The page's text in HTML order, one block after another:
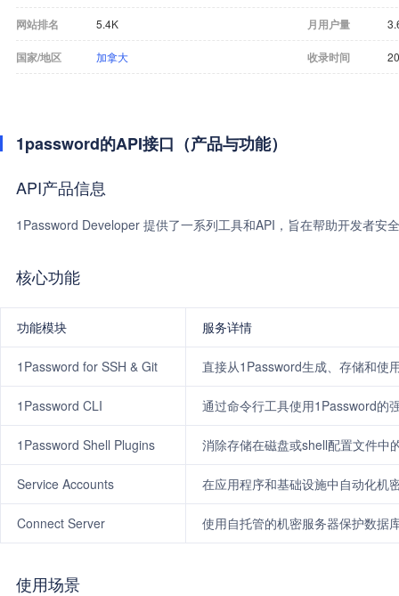
网站排名 5.4K 月用户量
国家/地区 加拿大 收录时间
1password的API接口（产品与功能）
API产品信息
1Password Developer 提供了一系列工具和API，旨在帮助开发者安
核心功能
功能模块 服务详情
1Password for SSH & Git 直接从1Password生成、存储和使
1Password CLI 通过命令行工具使用1Password的
1Password Shell Plugins 消除存储在磁盘或shell配置文件中
Service Accounts 在应用程序和基础设施中自动化机
Connect Server 使用自托管的机密服务器保护数据
使用场景